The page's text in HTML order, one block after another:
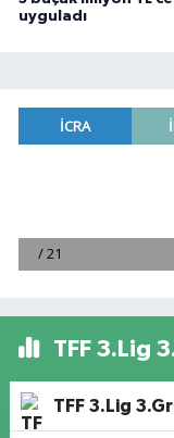
uyguladı
TFF 3.Lig
TFF 3.Lig